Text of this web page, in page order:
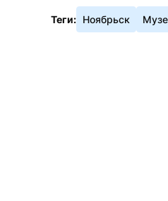
Теги: Ноябрьск